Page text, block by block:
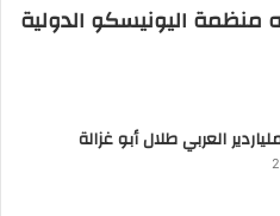
منظمة اليونيسكو الدولية
العربي طلال أبو غزالة